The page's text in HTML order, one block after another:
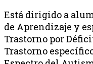
Está dirigido a
de Aprendizaje y
Trastorno por
Trastorno